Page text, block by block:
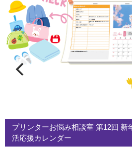
プリンターお悩み相談室 第12回 新
活応援カレンダー